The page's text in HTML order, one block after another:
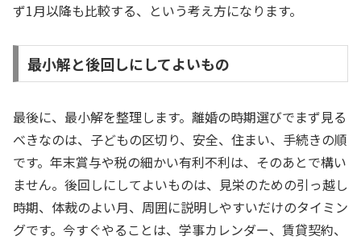
ず1月以降も比較する、という考え方になります。
最小解と後回しにしてよいもの
最後に、最小解を整理します。離婚の時期選びでまず見る
べきなのは、子どもの区切り、安全、住まい、手続きの順
です。年末賞与や税の細かい有利不利は、そのあとで構い
ません。後回しにしてよいものは、見栄のための引っ越し
時期、体裁のよい月、周囲に説明しやすいだけのタイミン
グです。今すぐやることは、学事カレンダー、賃貸契約、